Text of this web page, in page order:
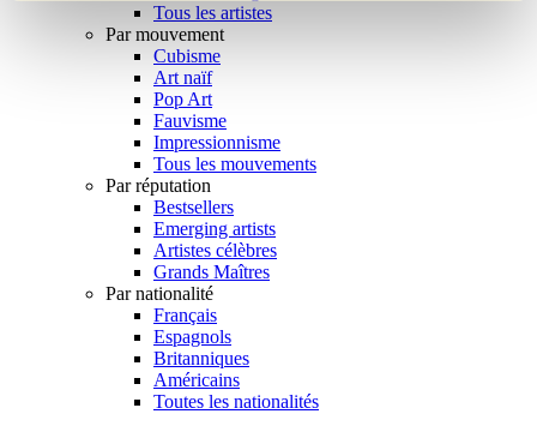
Tous les artistes
Par mouvement
Cubisme
Art naïf
Pop Art
Fauvisme
Impressionnisme
Tous les mouvements
Par réputation
Bestsellers
Emerging artists
Artistes célèbres
Grands Maîtres
Par nationalité
Français
Espagnols
Britanniques
Américains
Toutes les nationalités